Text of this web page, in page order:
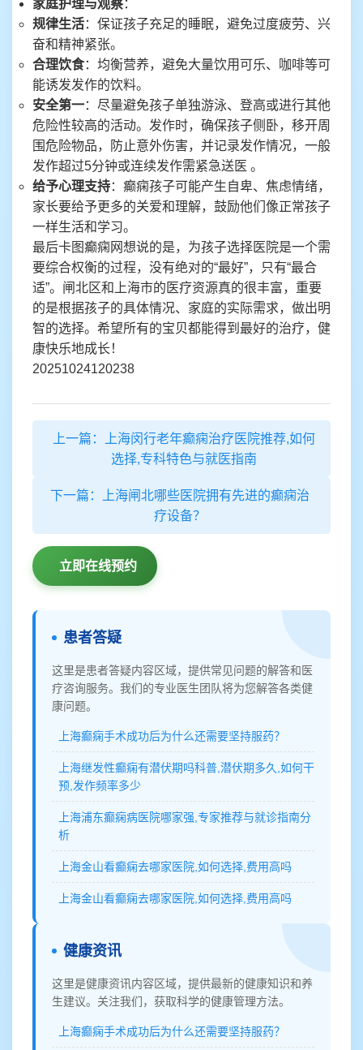
家庭护理与观察：
规律生活：保证孩子充足的睡眠，避免过度疲劳、兴
奋和精神紧张。
合理饮食：均衡营养，避免大量饮用可乐、咖啡等可
能诱发发作的饮料。
安全第一：尽量避免孩子单独游泳、登高或进行其他
危险性较高的活动。发作时，确保孩子侧卧，移开周
围危险物品，防止意外伤害，并记录发作情况，一般
发作超过5分钟或连续发作需紧急送医 。
给予心理支持：癫痫孩子可能产生自卑、焦虑情绪，
家长要给予更多的关爱和理解，鼓励他们像正常孩子
一样生活和学习。
最后卡图癫痫网想说的是，为孩子选择医院是一个需
要综合权衡的过程，没有绝对的“最好”，只有“最合
适”。闸北区和上海市的医疗资源真的很丰富，重要
的是根据孩子的具体情况、家庭的实际需求，做出明
智的选择。希望所有的宝贝都能得到最好的治疗，健
康快乐地成长！
20251024120238
上一篇：上海闵行老年癫痫治疗医院推荐,如何
选择,专科特色与就医指南
下一篇：上海闸北哪些医院拥有先进的癫痫治
疗设备？
立即在线预约
患者答疑
这里是患者答疑内容区域，提供常见问题的解答和医
疗咨询服务。我们的专业医生团队将为您解答各类健
康问题。
上海癫痫手术成功后为什么还需要坚持服药？
上海继发性癫痫有潜伏期吗科普,潜伏期多久,如何干
预,发作频率多少
上海浦东癫痫病医院哪家强,专家推荐与就诊指南分
析
上海金山看癫痫去哪家医院,如何选择,费用高吗
上海金山看癫痫去哪家医院,如何选择,费用高吗
健康资讯
这里是健康资讯内容区域，提供最新的健康知识和养
生建议。关注我们，获取科学的健康管理方法。
上海癫痫手术成功后为什么还需要坚持服药？